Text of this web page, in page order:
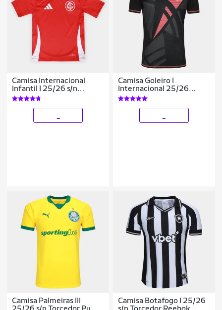
Camisa Internacional
Infantil I 25/26 s/n
Torcedor Adidas
Camisa Goleiro I
Internacional 25/26
Adidas Masculina
Camisa Palmeiras III
Camisa Botafogo I 25/26